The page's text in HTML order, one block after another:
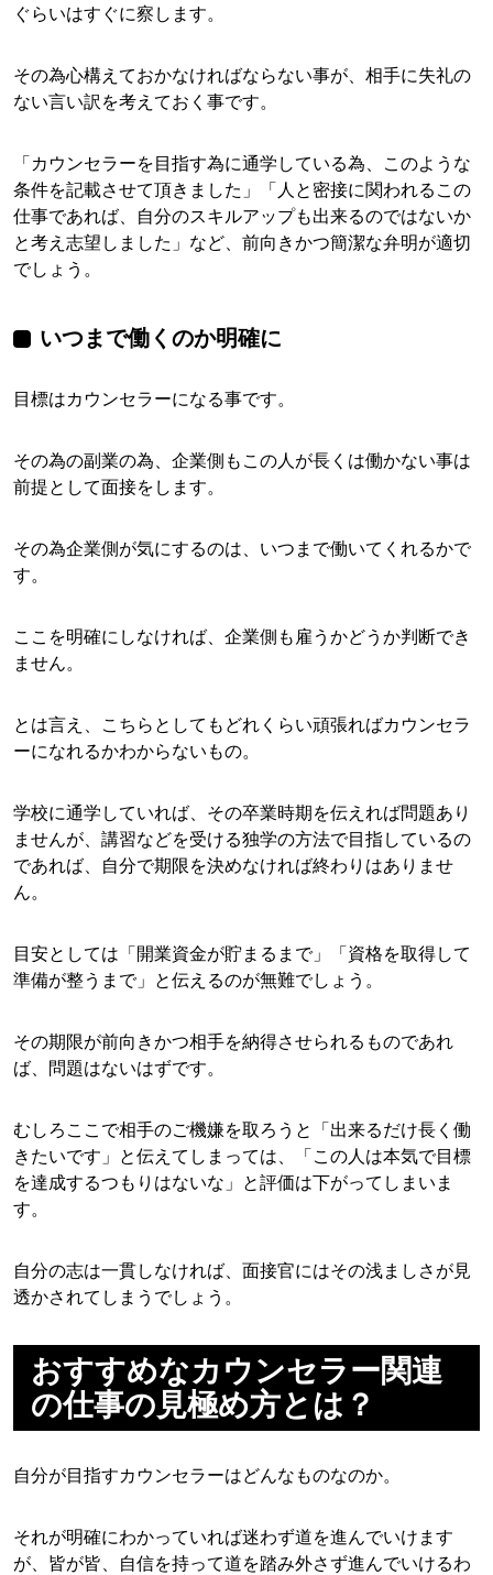
ぐらいはすぐに察します。
その為心構えておかなければならない事が、相手に失礼の
ない言い訳を考えておく事です。
「カウンセラーを目指す為に通学している為、このような
条件を記載させて頂きました」「人と密接に関われるこの
仕事であれば、自分のスキルアップも出来るのではないか
と考え志望しました」など、前向きかつ簡潔な弁明が適切
でしょう。
いつまで働くのか明確に
目標はカウンセラーになる事です。
その為の副業の為、企業側もこの人が長くは働かない事は
前提として面接をします。
その為企業側が気にするのは、いつまで働いてくれるかで
す。
ここを明確にしなければ、企業側も雇うかどうか判断でき
ません。
とは言え、こちらとしてもどれくらい頑張ればカウンセラ
ーになれるかわからないもの。
学校に通学していれば、その卒業時期を伝えれば問題あり
ませんが、講習などを受ける独学の方法で目指しているの
であれば、自分で期限を決めなければ終わりはありませ
ん。
目安としては「開業資金が貯まるまで」「資格を取得して
準備が整うまで」と伝えるのが無難でしょう。
その期限が前向きかつ相手を納得させられるものであれ
ば、問題はないはずです。
むしろここで相手のご機嫌を取ろうと「出来るだけ長く働
きたいです」と伝えてしまっては、「この人は本気で目標
を達成するつもりはないな」と評価は下がってしまいま
す。
自分の志は一貫しなければ、面接官にはその浅ましさが見
透かされてしまうでしょう。
おすすめなカウンセラー関連
の仕事の見極め方とは？
自分が目指すカウンセラーはどんなものなのか。
それが明確にわかっていれば迷わず道を進んでいけます
が、皆が皆、自信を持って道を踏み外さず進んでいけるわ